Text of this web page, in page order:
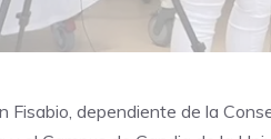
Fisabio, dependiente de la